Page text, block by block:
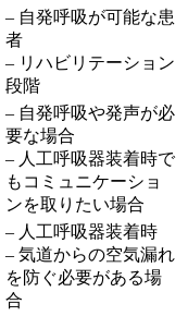
– 自発呼吸が可能な患
者
– リハビリテーション
段階
– 自発呼吸や発声が必
要な場合
– 人工呼吸器装着時で
もコミュニケーショ
ンを取りたい場合
– 人工呼吸器装着時
– 気道からの空気漏れ
を防ぐ必要がある場
合